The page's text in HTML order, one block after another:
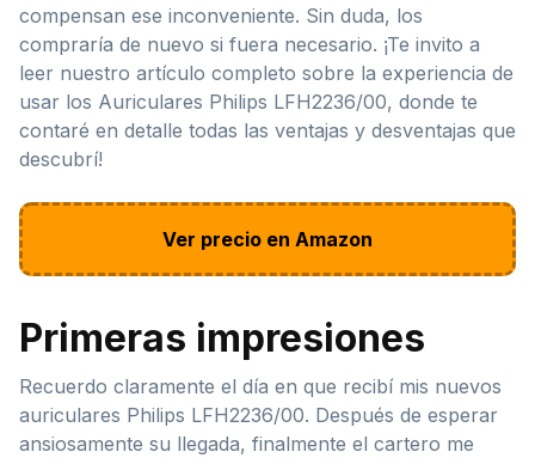
compensan ese inconveniente. Sin duda, los
compraría de nuevo si fuera necesario. ¡Te invito a
leer nuestro artículo completo sobre la experiencia de
usar los Auriculares Philips LFH2236/00, donde te
contaré en detalle todas las ventajas y desventajas que
descubrí!
Ver precio en Amazon
Primeras impresiones
Recuerdo claramente el día en que recibí mis nuevos
auriculares Philips LFH2236/00. Después de esperar
ansiosamente su llegada, finalmente el cartero me